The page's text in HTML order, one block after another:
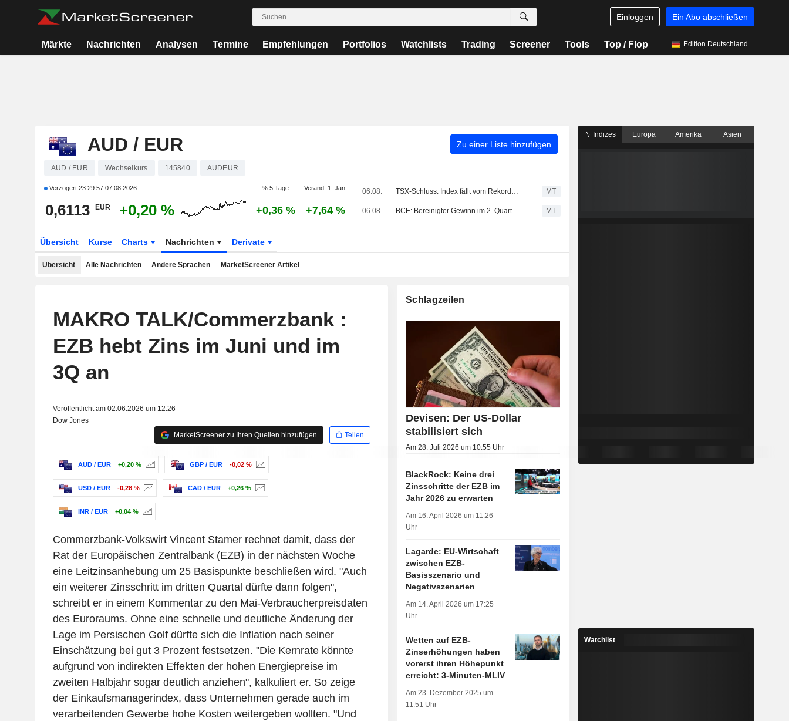
Einloggen Ein Abo abschließen
Märkte Nachrichten Analysen Termine Empfehlungen Portfolios Watchlists Trading Screener Tools Top / Flop Edition Deutschland
AUD / EUR Zu einer Liste hinzufügen
AUD / EUR Wechselkurs 145840 AUDEUR
Verzögert 23:29:57 07.08.2026 % 5 Tage Veränd. 1. Jan.
0,6113 EUR +0,20 % +0,36 % +7,64 %
06.08. TSX-Schluss: Index fällt vom Rekordhoch zurück - Tech-Schwäche dämpft ölgetriebene Energiegewinne MT
06.08. BCE: Bereinigter Gewinn im 2. Quartal übertrifft Erwartungen, erhöhter Capex-Plan für 2026 bleibt bestehen MT
Übersicht Kurse Charts Nachrichten Derivate
Übersicht Alle Nachrichten Andere Sprachen MarketScreener Artikel
MAKRO TALK/Commerzbank :
EZB hebt Zins im Juni und im
3Q an
Veröffentlicht am 02.06.2026 um 12:26
Dow Jones
MarketScreener zu Ihren Quellen hinzufügen
Teilen
AUD / EUR +0,20 % GBP / EUR -0,02 %
USD / EUR -0,28 % CAD / EUR +0,26 %
INR / EUR +0,04 %
Commerzbank-Volkswirt Vincent Stamer rechnet damit, dass der
Rat der Europäischen Zentralbank (EZB) in der nächsten Woche
eine Leitzinsanhebung um 25 Basispunkte beschließen wird. "Auch
ein weiterer Zinsschritt im dritten Quartal dürfte dann folgen",
schreibt er in einem Kommentar zu den Mai-Verbraucherpreisdaten
des Euroraums. Ohne eine schnelle und deutliche Änderung der
Lage im Persischen Golf dürfte sich die Inflation nach seiner
Einschätzung bei gut 3 Prozent festsetzen. "Die Kernrate könnte
aufgrund von indirekten Effekten der hohen Energiepreise im
zweiten Halbjahr sogar deutlich anziehen", kalkuliert er. So zeige
der Einkaufsmanagerindex, dass Unternehmen gerade auch im
verarbeitenden Gewerbe hohe Kosten weitergeben wollten. "Und
Schlagzeilen
Devisen: Der US-Dollar
stabilisiert sich
Am 28. Juli 2026 um 10:55 Uhr
BlackRock: Keine drei
Zinsschritte der EZB im
Jahr 2026 zu erwarten
Am 16. April 2026 um 11:26
Uhr
Lagarde: EU-Wirtschaft
zwischen EZB-
Basisszenario und
Negativszenarien
Am 14. April 2026 um 17:25
Uhr
Wetten auf EZB-
Zinserhöhungen haben
vorerst ihren Höhepunkt
erreicht: 3-Minuten-MLIV
Am 23. Dezember 2025 um
11:51 Uhr
Indizes Europa Amerika Asien
Watchlist